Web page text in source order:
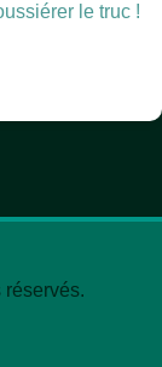
le truc !
réservés.